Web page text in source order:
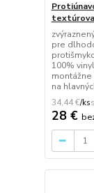
pre
100%
na
34,44 €/ks
28 €